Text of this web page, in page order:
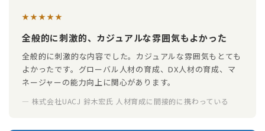
★★★★★
全般的に刺激的、カジュアルな雰囲気もよかった
全般的に刺激的な内容でした。カジュアルな雰囲気もとても
よかったです。グローバル人材の育成、DX人材の育成、マ
ネージャーの能力向上に関心があります。
— 株式会社UACJ 鈴木宏氏 人材育成に間接的に携わっている